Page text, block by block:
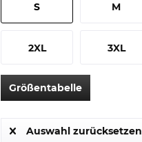
S M
2XL 3XL
Größentabelle
Auswahl zurücksetzen